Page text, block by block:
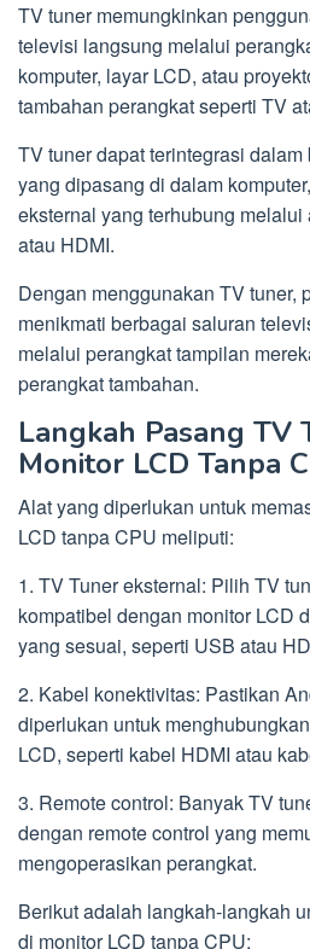
TV tuner memungkinkan
televisi langsung melalui
komputer, layar LCD, atau
tambahan perangkat seperti TV
TV tuner dapat terintegrasi
yang dipasang di dalam
eksternal yang terhubung
atau HDMI.
Dengan menggunakan TV tuner,
menikmati berbagai saluran
melalui perangkat tampilan
perangkat tambahan.
Langkah Pasang TV
Monitor LCD Tanpa
Alat yang diperlukan untuk
LCD tanpa CPU meliputi:
1. TV Tuner eksternal: Pilih TV
kompatibel dengan monitor LCD
yang sesuai, seperti USB atau
2. Kabel konektivitas: Pastikan
diperlukan untuk
LCD, seperti kabel HDMI atau
3. Remote control: Banyak TV
dengan remote control yang
mengoperasikan perangkat.
Berikut adalah langkah-langkah
di monitor LCD tanpa CPU: